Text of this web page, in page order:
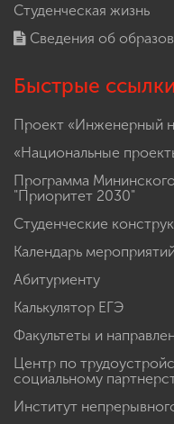
Студенческая жизнь
Сведения об
Быстрые ссылки
Проект «Инженерный
«Национальные
Программа
"Приоритет 2030"
Студенческие
Календарь мероприятий
Абитуриенту
Калькулятор ЕГЭ
Факультеты и
Центр по
социальному
Институт